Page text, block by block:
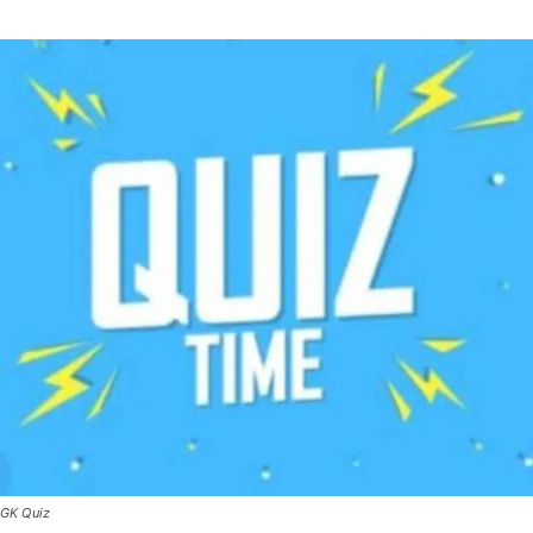
GK Quiz